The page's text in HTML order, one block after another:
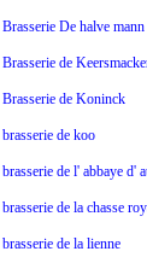
Brasserie De halve mann
Brasserie de
Brasserie de Koninck
brasserie de koo
brasserie de l' abbaye d'
brasserie de la chasse
brasserie de la lienne